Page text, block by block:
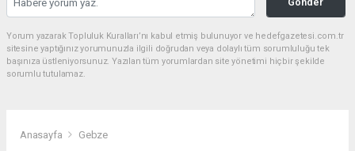
Yorum yazarak Topluluk Kuralları’nı kabul etmiş bulunuyor ve hedefgazetesi.com.tr
sitesine yaptığınız yorumunuzla ilgili doğrudan veya dolaylı tüm sorumluluğu tek
başınıza üstleniyorsunuz. Yazılan tüm yorumlardan site yönetimi hiçbir şekilde
sorumlu tutulamaz.
Anasayfa Gebze